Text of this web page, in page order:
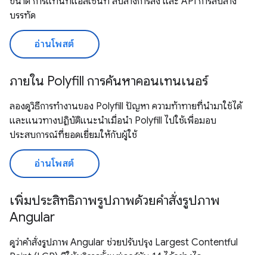
บรรทัด
อ่านโพสต์
ภายใน Polyfill การค้นหาคอนเทนเนอร์
ลองดูวิธีการทำงานของ Polyfill ปัญหา ความท้าทายที่นำมาใช้ได้
และแนวทางปฏิบัติแนะนำเมื่อนำ Polyfill ไปใช้เพื่อมอบ
ประสบการณ์ที่ยอดเยี่ยมให้กับผู้ใช้
อ่านโพสต์
เพิ่มประสิทธิภาพรูปภาพด้วยคำสั่งรูปภาพ
Angular
ดูว่าคำสั่งรูปภาพ Angular ช่วยปรับปรุง Largest Contentful